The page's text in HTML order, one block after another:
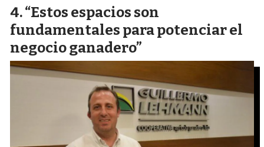
“Estos espacios son
fundamentales para potenciar el
negocio ganadero”